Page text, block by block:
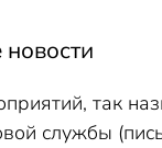
так
службы